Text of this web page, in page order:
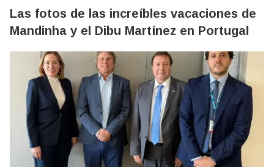
Las fotos de las increíbles vacaciones de
Mandinha y el Dibu Martínez en Portugal